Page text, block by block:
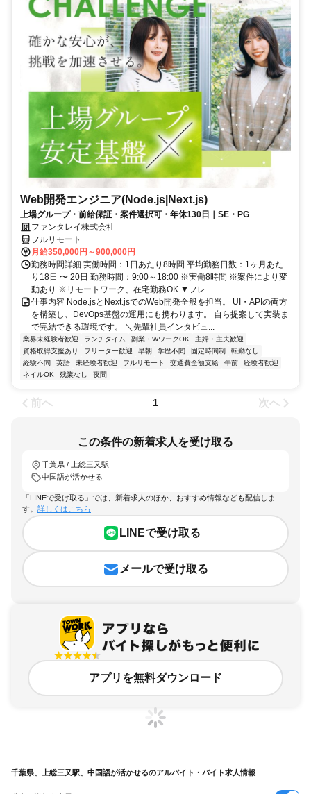
Web開発エンジニア(Node.js|Next.js)
上場グループ・前給保証・案件選択可・年休130日｜SE・PG
ファンタレイ株式会社
フルリモート
月給350,000円～900,000円
勤務時間詳細 実働時間：1日あたり8時間 平均勤務日数：1ヶ月あた
り18日 〜 20日 勤務時間：9:00～18:00 ※実働8時間 ※案件により変
動あり ※リモートワーク、在宅勤務OK ▼フレ...
仕事内容 Node.jsとNext.jsでのWeb開発全般を担当。 UI・APIの両方
を構築し、DevOps基盤の運用にも携わります。 自ら提案して実装ま
で完結できる環境です。 ＼先輩社員インタビュ...
業界未経験者歓迎 ランチタイム 副業・WワークOK
主婦・主夫歓迎
資格取得支援あり
フリーター歓迎 早朝 学歴不問 固定時間制
転勤なし
経験不問
英語 未経験者歓迎 フルリモート 交通費全額支給 午前
経験者歓迎
ネイルOK
残業なし 夜間
前へ 1 次へ
この条件の新着求人を受け取る
千葉県 / 上総三又駅
中国語が活かせる
「LINEで受け取る」では、新着求人のほか、おすすめ情報なども配信しま
す。 詳しくはこちら
LINEで受け取る
メールで受け取る
アプリを無料ダウンロード
千葉県、上総三又駅、中国語が活かせるのアルバイト・バイト求人情報